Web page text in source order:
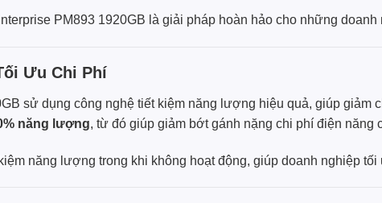
PM893 1920GB là giải pháp hoàn hảo cho những
Ưu Chi Phí
sử dụng công nghệ tiết kiệm năng lượng hiệu quả, giúp giảm
năng lượng, từ đó giúp giảm bớt gánh nặng chi phí điện năng
năng lượng trong khi không hoạt động, giúp doanh nghiệp